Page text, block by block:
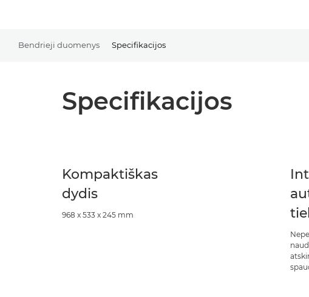
Bendrieji duomenys Specifikacijos
Specifikacijos
Kompaktiškas
dydis
968 x 533 x 245 mm